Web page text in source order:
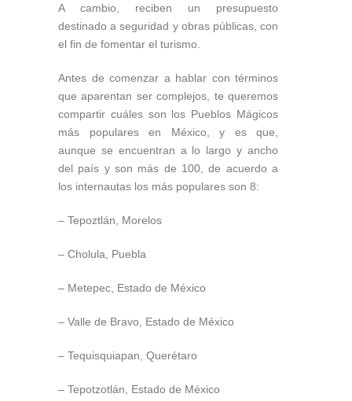
A cambio, reciben un presupuesto
destinado a seguridad y obras públicas, con
el fin de fomentar el turismo.
Antes de comenzar a hablar con términos
que aparentan ser complejos, te queremos
compartir cuáles son los Pueblos Mágicos
más populares en México, y es que,
aunque se encuentran a lo largo y ancho
del país y son más de 100, de acuerdo a
los internautas los más populares son 8:
– Tepoztlán, Morelos
– Cholula, Puebla
– Metepec, Estado de México
– Valle de Bravo, Estado de México
– Tequisquiapan, Querétaro
– Tepotzotlán, Estado de México